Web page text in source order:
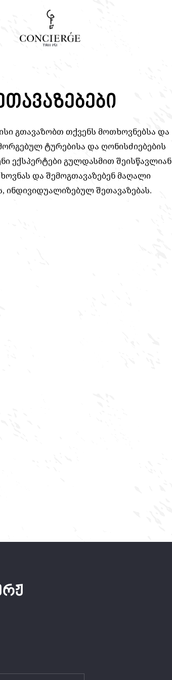
გთავაზობთ თქვენს მოთხოვნებსა და
ტურებისა და ღონისძიებების
ექსპერტები გულდასმით შეისწავლიან
და შემოგთავაზებენ მაღალი
ინდივიდუალიზებულ შეთავაზებას.
ძიება